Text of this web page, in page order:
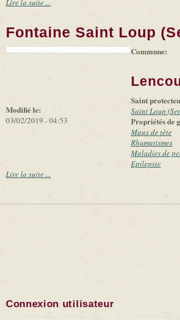
Lire la suite ...
Fontaine Saint Loup
-
Leaflet(link is
|
suppliers
Modifié le:
03/02/2019 - 04:53
Commune:
Saint
Saint Loup
Propriétés de
Maux de tête
Rhumatismes
Maladies de
Epilepsie
Lire la suite ...
Connexion utilisateur